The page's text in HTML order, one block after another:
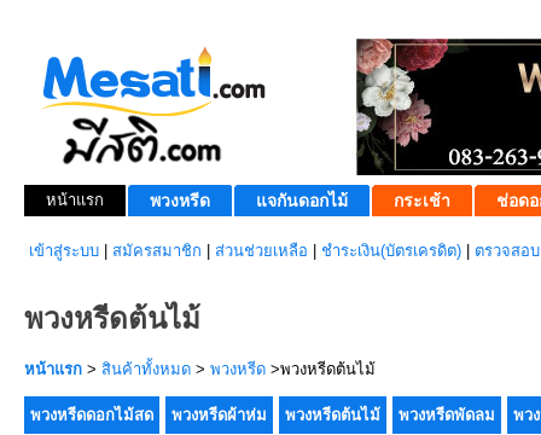
หน้าแรก พวงหรีด แจกันดอกไม้ กระเช้า ช่อดอ
เข้าสู่ระบบ สมัครสมาชิก ส่วนช่วยเหลือ ชำระเงิน(บัตรเครดิต) ตรวจสอ
พวงหรีดต้นไม้
หน้าแรก > สินค้าทั้งหมด > พวงหรีด >พวงหรีดต้นไม้
พวงหรีดดอกไม้สด พวงหรีดผ้าห่ม พวงหรีดต้นไม้ พวงหรีดพัดลม พว